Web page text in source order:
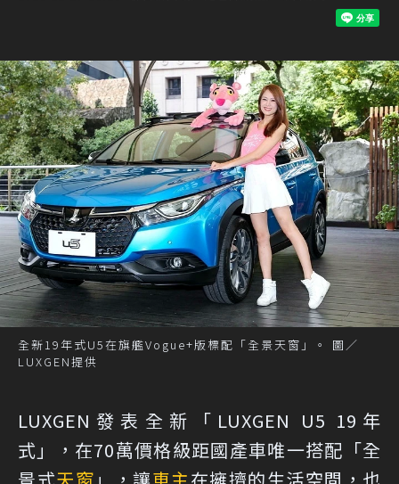
全新19年式U5在旗艦Vogue+版標配「全景天窗」。 圖／
LUXGEN提供
LUXGEN發表全新「LUXGEN U5 19年
式」，在70萬價格級距國產車唯一搭配「全